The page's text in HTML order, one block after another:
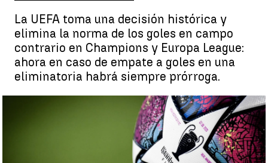
La UEFA toma una decisión histórica y
elimina la norma de los goles en campo
contrario en Champions y Europa League:
ahora en caso de empate a goles en una
eliminatoria habrá siempre prórroga.
La UEFA elimina el valor doble de los goles fuera de casa en las
eliminatorias de todas sus competiciones |Efe